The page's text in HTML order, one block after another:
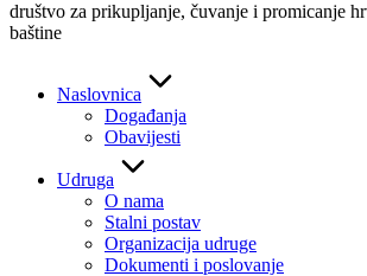
društvo za prikupljanje, čuvanje i promicanje
baštine
Naslovnica
Događanja
Obavijesti
Udruga
O nama
Stalni postav
Organizacija udruge
Dokumenti i poslovanje